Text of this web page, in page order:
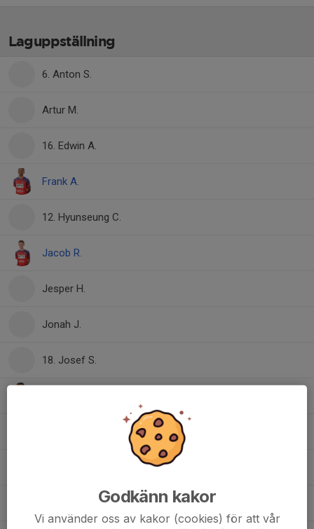
Laguppställning
6. Anton S.
Artur M.
16. Edwin A.
Frank A.
12. Hyunseung C.
Jacob R.
Jesper H.
Jonah J.
18. Josef S.
Godkänn kakor
Vi använder oss av kakor (cookies) för att vår